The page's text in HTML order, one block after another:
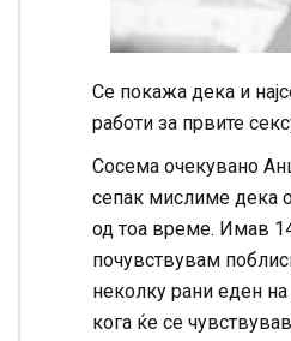
Се покажа дека и
работи за првите
Сосема очекувано
сепак мислиме дека
од тоа време. Имав
почувствувам
неколку рани еден
кога ќе се